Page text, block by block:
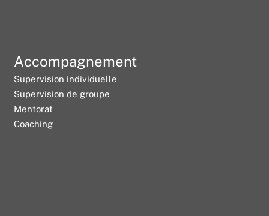
Accompagnement
Supervision individuelle
Supervision de groupe
Mentorat
Coaching